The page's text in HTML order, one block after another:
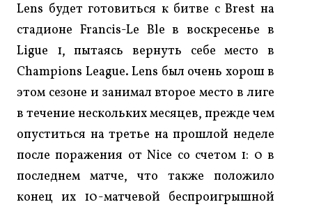
Lens будет готовиться к битве с Brest на
стадионе Francis-Le Ble в воскресенье в
Ligue 1, пытаясь вернуть себе место в
Champions League. Lens был очень хорош в
этом сезоне и занимал второе место в лиге
в течение нескольких месяцев, прежде чем
опуститься на третье на прошлой неделе
после поражения от Nice со счетом 1: 0 в
последнем матче, что также положило
конец их 10-матчевой беспроигрышной